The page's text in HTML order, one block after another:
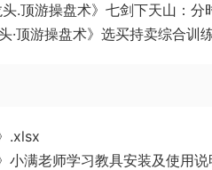
.顶游操盘术》七剑下天山：
·顶游操盘术》选买持卖综合训
.xlsx
小满老师学习教具安装及使用